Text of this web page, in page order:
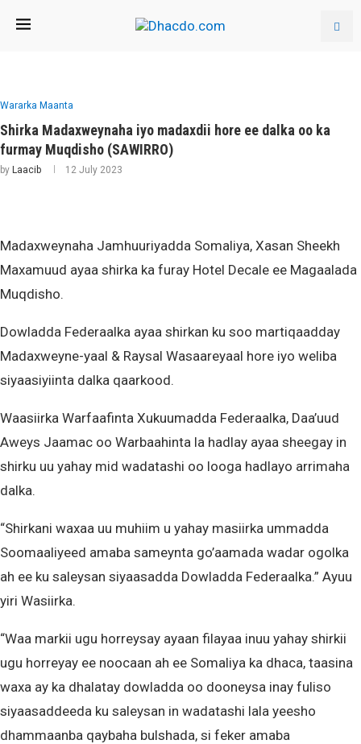
Wararka Maanta
Shirka Madaxweynaha iyo madaxdii hore ee dalka oo ka
furmay Muqdisho (SAWIRRO)
by Laacib 12 July 2023
Madaxweynaha Jamhuuriyadda Somaliya, Xasan Sheekh
Maxamuud ayaa shirka ka furay Hotel Decale ee Magaalada
Muqdisho.
Dowladda Federaalka ayaa shirkan ku soo martiqaadday
Madaxweyne-yaal & Raysal Wasaareyaal hore iyo weliba
siyaasiyiinta dalka qaarkood.
Waasiirka Warfaafinta Xukuumadda Federaalka, Daa’uud
Aweys Jaamac oo Warbaahinta la hadlay ayaa sheegay in
shirku uu yahay mid wadatashi oo looga hadlayo arrimaha
dalka.
“Shirkani waxaa uu muhiim u yahay masiirka ummadda
Soomaaliyeed amaba sameynta go’aamada wadar ogolka
ah ee ku saleysan siyaasadda Dowladda Federaalka.” Ayuu
yiri Wasiirka.
“Waa markii ugu horreysay ayaan filayaa inuu yahay shirkii
ugu horreyay ee noocaan ah ee Somaliya ka dhaca, taasina
waxa ay ka dhalatay dowladda oo dooneysa inay fuliso
siyaasaddeeda ku saleysan in wadatashi lala yeesho
dhammaanba qaybaha bulshada, si feker amaba